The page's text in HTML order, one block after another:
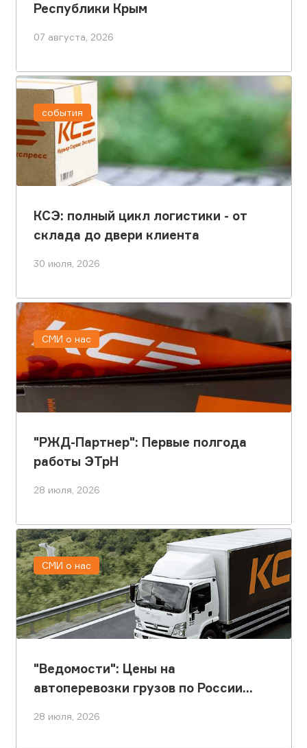
Республики Крым
07 августа, 2026
КСЭ: полный цикл логистики - от
склада до двери клиента
30 июля, 2026
события
"РЖД-Партнер": Первые полгода
работы ЭТрН
28 июля, 2026
СМИ о нас
"Ведомости": Цены на
автоперевозки грузов по России
28 июля, 2026
СМИ о нас